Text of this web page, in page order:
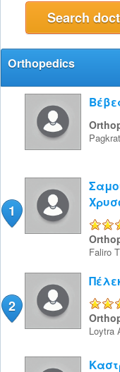
Orthopedics
1
Faliro
2
Loytra